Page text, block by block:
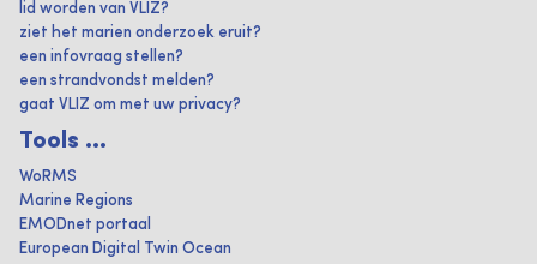
lid worden van VLIZ?
ziet het marien onderzoek eruit?
een infovraag stellen?
een strandvondst melden?
gaat VLIZ om met uw privacy?
Tools ...
WoRMS
Marine Regions
EMODnet portaal
European Digital Twin Ocean